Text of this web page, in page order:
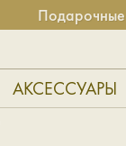
Подарочные
АКСЕССУАРЫ